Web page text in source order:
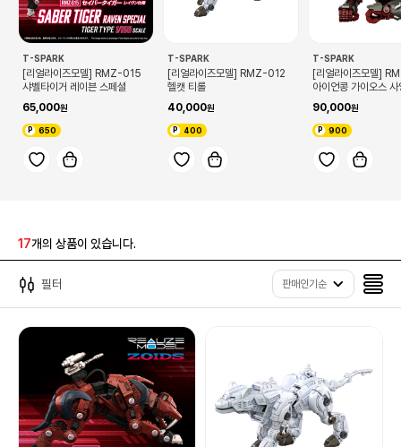
T-SPARK
[리얼라이즈모델] RMZ-015
샤벨타이거 레이븐 스페셜
65,000
650
T-SPARK
[리얼라이즈모델] RMZ-012
헬캣 티롤
40,000
400
T-SPARK
[리얼라이즈모델]
아이언콩 가이오스 사
90,000
900
17개의 상품이 있습니다.
필터 판매인기순